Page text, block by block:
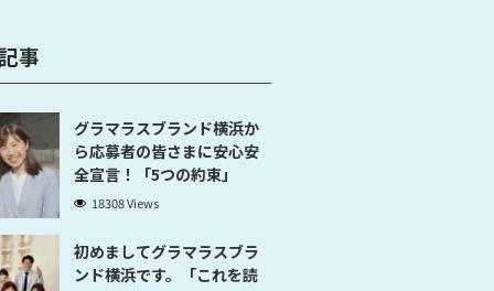
事
グラマラスブランド横浜か
ら応募者の皆さまに安心安
全宣言！「5つの約束」
18308 Views
初めましてグラマラスブラ
ンド横浜です。「これを読